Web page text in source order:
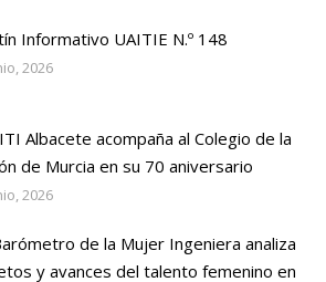
Informativo UAITIE N.º 148
2026
Albacete acompaña al Colegio de la
de Murcia en su 70 aniversario
2026
de la Mujer Ingeniera analiza
y avances del talento femenino en